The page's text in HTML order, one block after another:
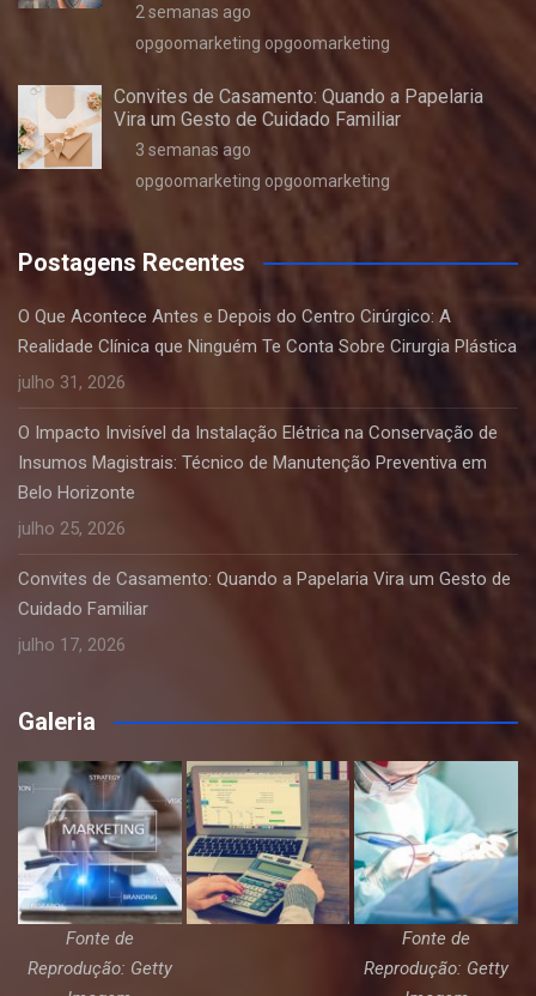
2 semanas ago
opgoomarketing opgoomarketing
Convites de Casamento: Quando a Papelaria
Vira um Gesto de Cuidado Familiar
3 semanas ago
opgoomarketing opgoomarketing
Postagens Recentes
O Que Acontece Antes e Depois do Centro Cirúrgico: A
Realidade Clínica que Ninguém Te Conta Sobre Cirurgia Plástica
julho 31, 2026
O Impacto Invisível da Instalação Elétrica na Conservação de
Insumos Magistrais: Técnico de Manutenção Preventiva em
Belo Horizonte
julho 25, 2026
Convites de Casamento: Quando a Papelaria Vira um Gesto de
Cuidado Familiar
julho 17, 2026
Galeria
Fonte de
Reprodução: Getty
Fonte de
Reprodução: Getty